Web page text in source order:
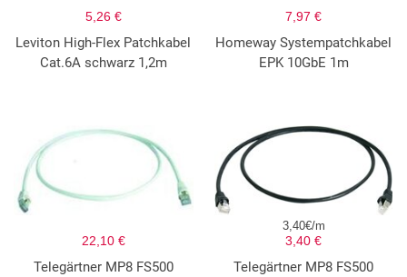
5,26 €
Leviton High-Flex Patchkabel
Cat.6A schwarz 1,2m
7,97 €
Homeway Systempatchkabel
EPK 10GbE 1m
22,10 €
Telegärtner MP8 FS500
3,40€/m
3,40 €
Telegärtner MP8 FS500